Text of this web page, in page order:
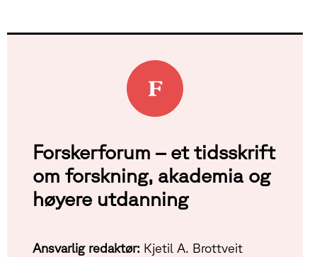
Forskerforum – et tidsskrift
om forskning, akademia og
høyere utdanning
Ansvarlig redaktør: Kjetil A. Brottveit